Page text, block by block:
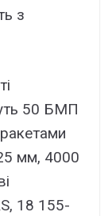
з
50 БМП
мм, 4000
18 155-